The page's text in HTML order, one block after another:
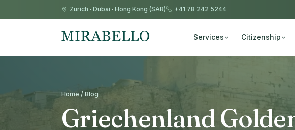
Zurich · Dubai · Hong Kong (SAR) +41 78 242 5244
Services Citizenship
Home / Blog
Griechenland